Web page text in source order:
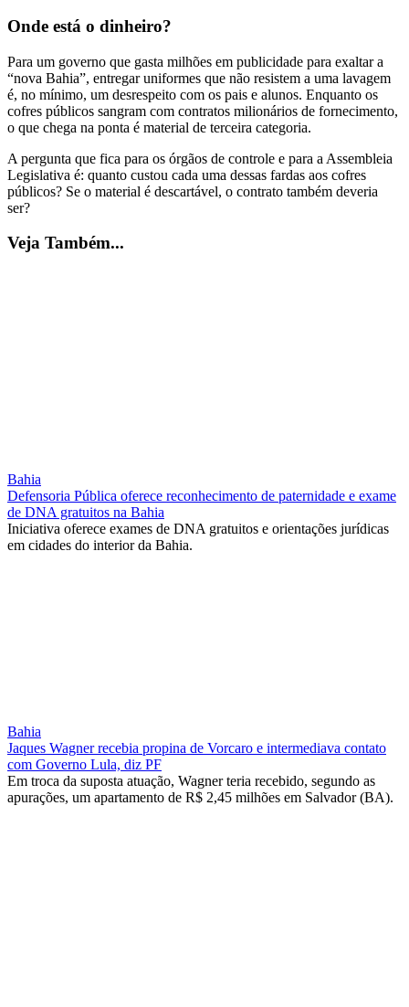
Onde está o dinheiro?
Para um governo que gasta milhões em publicidade para exaltar a
“nova Bahia”, entregar uniformes que não resistem a uma lavagem
é, no mínimo, um desrespeito com os pais e alunos. Enquanto os
cofres públicos sangram com contratos milionários de fornecimento,
o que chega na ponta é material de terceira categoria.
A pergunta que fica para os órgãos de controle e para a Assembleia
Legislativa é: quanto custou cada uma dessas fardas aos cofres
públicos? Se o material é descartável, o contrato também deveria
ser?
Veja Também...
Bahia
Defensoria Pública oferece reconhecimento de paternidade e exame
de DNA gratuitos na Bahia
Iniciativa oferece exames de DNA gratuitos e orientações jurídicas
em cidades do interior da Bahia.
Bahia
Jaques Wagner recebia propina de Vorcaro e intermediava contato
com Governo Lula, diz PF
Em troca da suposta atuação, Wagner teria recebido, segundo as
apurações, um apartamento de R$ 2,45 milhões em Salvador (BA).